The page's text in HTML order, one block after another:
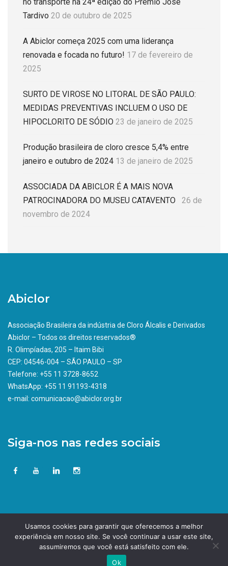
no transporte na 24ª edição do Prêmio José
Tardivo 20 de outubro de 2025
A Abiclor começa 2025 com uma liderança
renovada e focada no futuro! 17 de fevereiro de
2025
SURTO DE VIROSE NO LITORAL DE SÃO PAULO:
MEDIDAS PREVENTIVAS INCLUEM O USO DE
HIPOCLORITO DE SÓDIO 23 de janeiro de 2025
Produção brasileira de cloro cresce 5,4% entre
janeiro e outubro de 2024 13 de janeiro de 2025
ASSOCIADA DA ABICLOR É A MAIS NOVA
PATROCINADORA DO MUSEU CATAVENTO
26 de
novembro de 2024
Abiclor
Associação Brasileira da indústria de Cloro Álcalis e Derivados
Abiclor – Todos os direitos reservados®
R. Olimpíadas, 205 – Itaim Bibi
CEP: 04546-004 – SÃO PAULO – SP
Telefone: +55 11 3728-8652
WhatsApp: +55 11 91193-4318
e-mail: comunicacao@abiclor.org.br
Siga-nos nas redes sociais
Usamos cookies para garantir que oferecemos a melhor
experiência em nosso site. Se você continuar a usar este site,
assumiremos que você está satisfeito com ele.
Ok